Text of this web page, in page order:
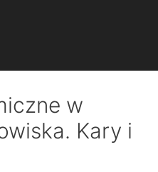
w
Kary i